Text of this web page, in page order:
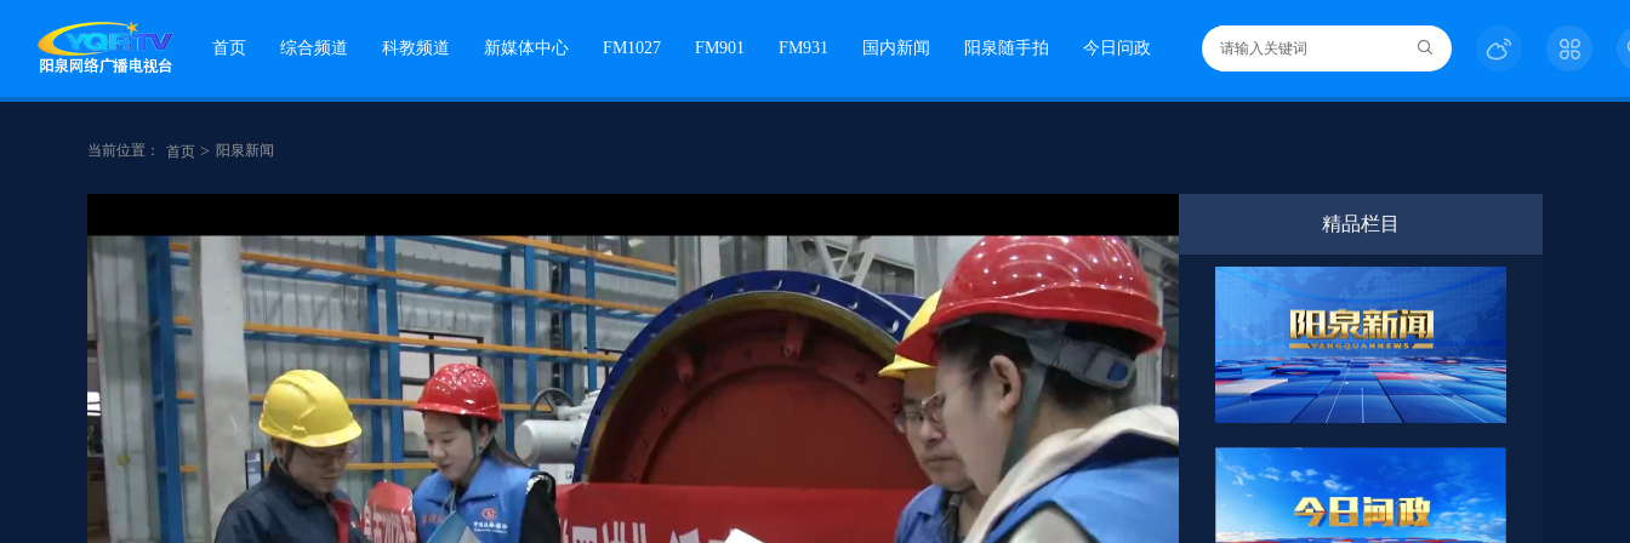
首页 综合频道 科教频道 新媒体中心 FM1027 FM901 FM931 国内新闻 阳泉随手拍 今日问政
当前位置： 首页 > 阳泉新闻
精品栏目